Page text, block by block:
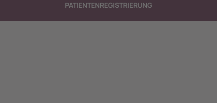
PATIENTENREGISTRIERUNG